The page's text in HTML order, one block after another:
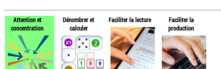
Attention et
concentration
Dénombrer et
calculer
Faciliter la lecture
Faciliter la
production